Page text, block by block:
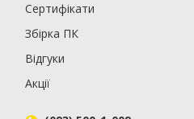
Сертифікати
Збірка ПК
Відгуки
Акції